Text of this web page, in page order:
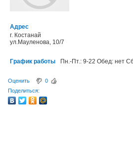
Адрес
г. Костанай
ул.Мауленова, 10/7
График работы Пн.-Пт.: 9-22 Обед: нет
Оценить
0
Поделиться: